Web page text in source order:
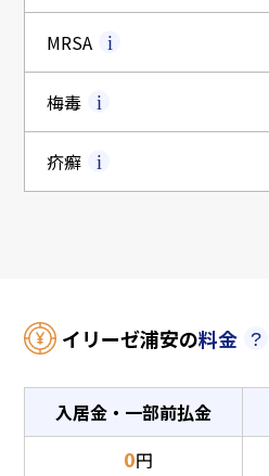
MRSA
梅毒
疥癬
イリーゼ浦安の料金
入居金・一部前払金
0円